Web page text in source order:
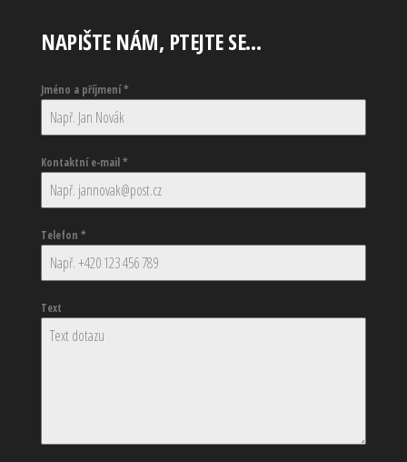
NAPIŠTE NÁM, PTEJTE SE…
Jméno a příjmení*
Kontaktní e-mail*
Telefon *
Text